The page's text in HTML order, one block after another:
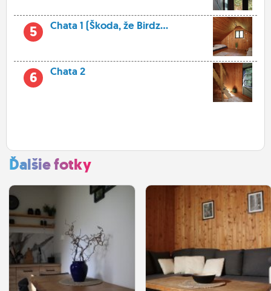
5 Chata 1 (Škoda, že Birdz...
6 Chata 2
Ďalšie fotky